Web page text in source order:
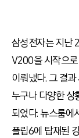
삼성전자는 지난
V200을 시작으로
이뤄냈다.그 결과
누구나 다양한 상
되었다.뉴스룸에
플립6에 탑재된